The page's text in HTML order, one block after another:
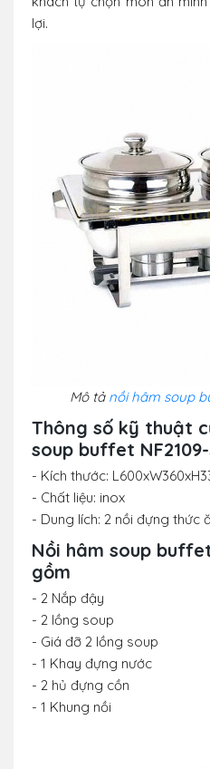
lợi.
Mô tả nồi hâm soup
Thông số kỹ thuật
soup buffet
- Kích thước:
- Chất liệu: inox
- Dung lích: 2 nồi đựng thức
Nồi hâm soup
gồm
- 2 Nắp đậy
- 2 lồng soup
- Giá đỡ 2 lồng soup
- 1 Khay đựng nước
- 2 hủ đựng cồn
- 1 Khung nồi